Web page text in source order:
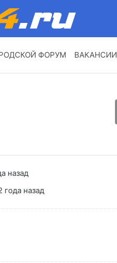
ФОРУМ ВАКАНСИИ
назад
года назад